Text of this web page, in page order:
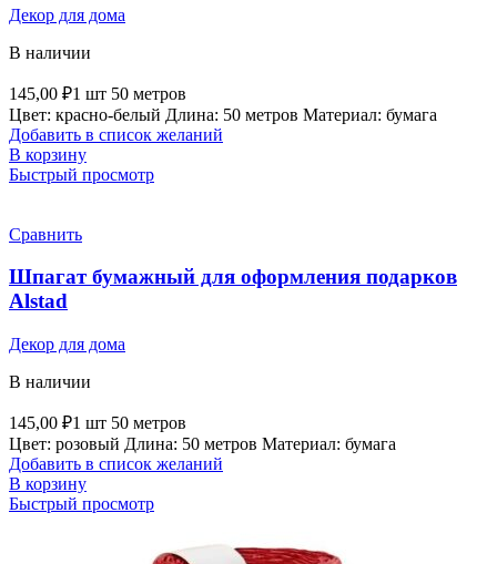
Декор для дома
В наличии
145,00 ₽1 шт 50 метров
Цвет: красно-белый Длина: 50 метров Материал: бумага
Добавить в список желаний
В корзину
Быстрый просмотр
Сравнить
Шпагат бумажный для оформления подарков
Alstad
Декор для дома
В наличии
145,00 ₽1 шт 50 метров
Цвет: розовый Длина: 50 метров Материал: бумага
Добавить в список желаний
В корзину
Быстрый просмотр